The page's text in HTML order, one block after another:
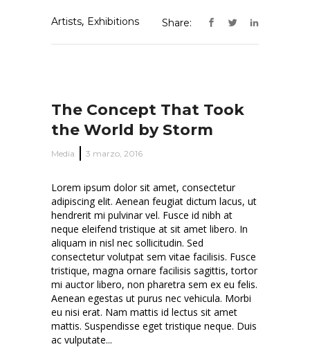
Artists, Exhibitions Share:
The Concept That Took
the World by Storm
Media 3 marzo, 2016
Lorem ipsum dolor sit amet, consectetur
adipiscing elit. Aenean feugiat dictum lacus, ut
hendrerit mi pulvinar vel. Fusce id nibh at
neque eleifend tristique at sit amet libero. In
aliquam in nisl nec sollicitudin. Sed
consectetur volutpat sem vitae facilisis. Fusce
tristique, magna ornare facilisis sagittis, tortor
mi auctor libero, non pharetra sem ex eu felis.
Aenean egestas ut purus nec vehicula. Morbi
eu nisi erat. Nam mattis id lectus sit amet
mattis. Suspendisse eget tristique neque. Duis
ac vulputate...